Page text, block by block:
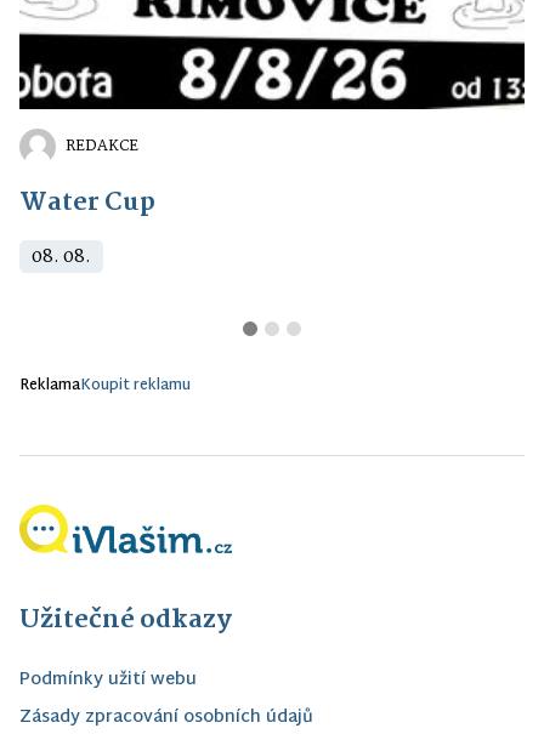
REDAKCE
Water Cup
08. 08.
ReklamaKoupit reklamu
Užitečné odkazy
Podmínky užití webu
Zásady zpracování osobních údajů